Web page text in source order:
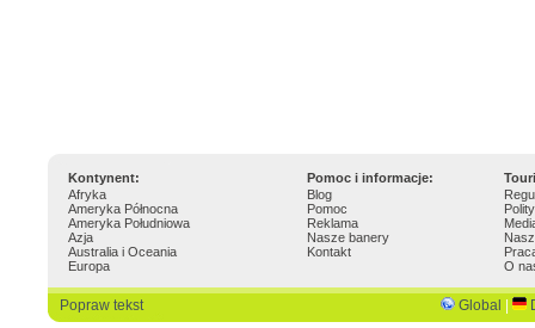
Kontynent: Pomoc i informacje:
Afryka
Ameryka Północna
Ameryka Południowa
Azja
Australia i Oceania
Europa
Blog
Pomoc
Reklama
Nasze banery
Kontakt
O
Popraw tekst Global